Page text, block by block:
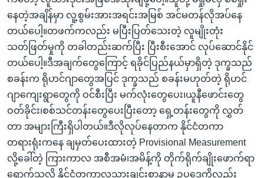
နေတဲ့အချိန်မှာ လူ့စွမ်းအားအရင်းအမြစ် အင်မတန်လိုအပ်နေ
တယ်ပေါ့။တဖက်ကလည်း မပြီးပြတ်သေးတဲ့ လူမျိုးတုံး
သတ်ဖြတ်မှုကို တခါတည်းဆက်ပြီး ပြီးစီးအောင် လုပ်ဆောင်နိုင်
တယ်ပေါ့။ဒီအချက်တွေကြောင့် ရခိုင်ပြည်နယ်မှာရှိတဲ့ ဒုက္ခသည်
စခန်းက ရိုဟင်ဂျာတွေအပြင် ဒုက္ခသည် စခန်းမဟုတ်တဲ့ ရိုဟင်
ဂျာကျေးရွာတွေကို ဝင်စီးပြီး မက်လုံးတွေပေး၊ယူနီဖောင်းတွေ
ဝတ်ခိုင်း၊စစ်သင်တန်းတွေပေးပြီးတော့ ရှေ့တန်းတွေကို လွှတ်
တာ အများကြီးရှိပါတယ်။ဒီလိုလုပ်နေတာက နိုင်ငံတကာ
တရားရုံးကနေ ချမှတ်ပေးထားတဲ့ Provisional Measurement
လို့ခေါ်တဲ့ ကြားကာလ အစီအမံ၊အမိန့်ကို တိုက်ရိုက်ချိုးဖောက်ရာ
ရောက်သလို နိုင်ငံတကာလူသားချင်းစာနာမှု ဥပဒေကိုလည်း